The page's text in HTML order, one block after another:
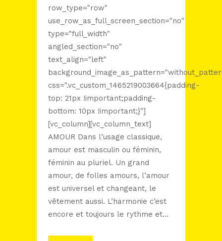
row_type="row"
use_row_as_full_screen_section="no"
type="full_width"
angled_section="no"
text_align="left"
css=".vc_custom_1465219003664{padding-
top: 21px !important;padding-
bottom: 10px !important;}"]
[vc_column][vc_column_text]
AMOUR Dans l’usage classique,
amour est masculin ou féminin,
féminin au pluriel. Un grand
amour, de folles amours, l’amour
est universel et changeant, le
vêtement aussi. L’harmonie c’est
encore et toujours le rythme et...